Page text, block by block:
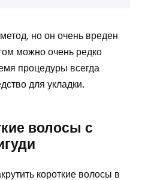
но он очень вреден
можно очень редко
процедуры всегда
для укладки.
волосы с
короткие волосы в